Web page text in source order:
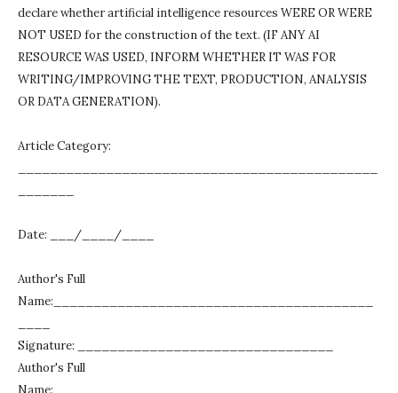
declare whether artificial intelligence resources WERE OR WERE
NOT USED for the construction of the text. (IF ANY AI
RESOURCE WAS USED, INFORM WHETHER IT WAS FOR
WRITING/IMPROVING THE TEXT, PRODUCTION, ANALYSIS
OR DATA GENERATION).
Article Category:
Date: ___/____/____
Author's Full
Name:________________________________________
Signature: ________________________________
Author's Full